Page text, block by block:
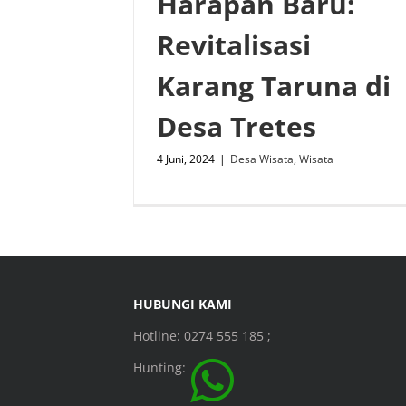
Revitalisasi
Karang Taruna di
Desa Tretes
4 Juni, 2024 | Desa Wisata,Wisata
HUBUNGI KAMI
Hotline: 0274 555 185 ;
Hunting: